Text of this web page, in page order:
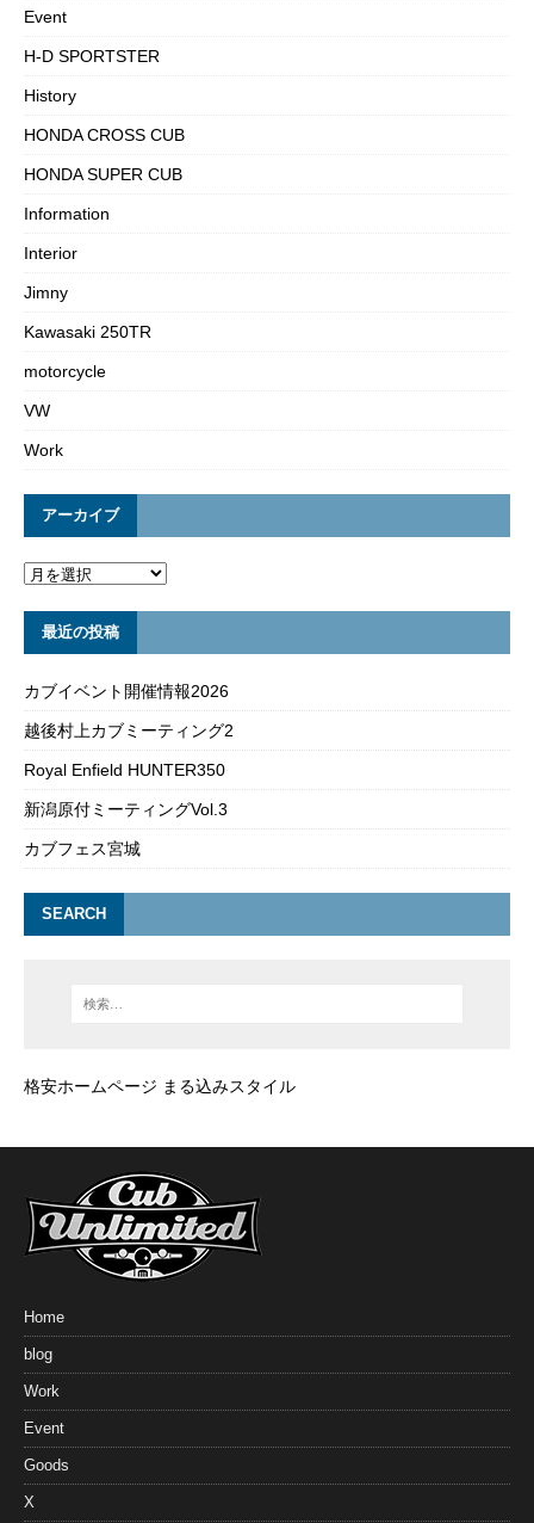
Event
H-D SPORTSTER
History
HONDA CROSS CUB
HONDA SUPER CUB
Information
Interior
Jimny
Kawasaki 250TR
motorcycle
VW
Work
アーカイブ
最近の投稿
カブイベント開催情報2026
越後村上カブミーティング2
Royal Enfield HUNTER350
新潟原付ミーティングVol.3
カブフェス宮城
SEARCH
格安ホームページ まる込みスタイル
Home
blog
Work
Event
Goods
X